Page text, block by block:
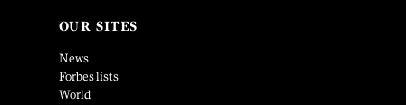
OUR SITES
News
Forbes lists
World